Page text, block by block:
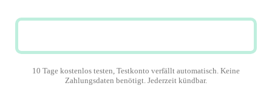
10 Tage kostenlos testen, Testkonto verfällt automatisch. Keine
Zahlungsdaten benötigt. Jederzeit kündbar.